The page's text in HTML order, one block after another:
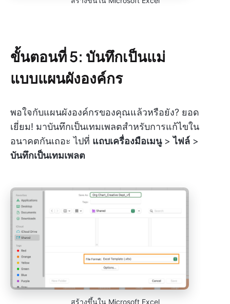
ขั้นตอนที่ 5: บันทึกเป็นแม่
แบบแผนผังองค์กร
พอใจกับแผนผังองค์กรของคุณแล้วหรือยัง? ยอด
เยี่ยม! มาบันทึกเป็นเทมเพลตสำหรับการแก้ไขใน
อนาคตกันเถอะ ไปที่ แถบเครื่องมือเมนู>ไฟล์ >
บันทึกเป็นเทมเพลต
สร้างขึ้นใน Microsoft Excel